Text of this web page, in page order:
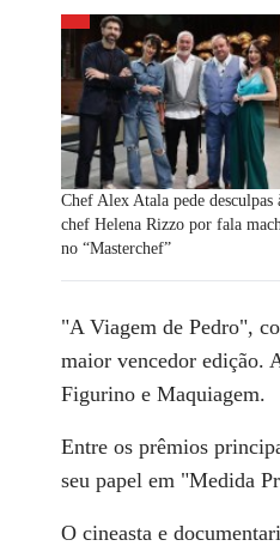
Chef Alex Atala pede desculpas
chef Helena Rizzo por fala
no “Masterchef”
"A Viagem de Pedro",
maior vencedor edição.
Figurino e Maquiagem.
Entre os prêmios
seu papel em "Medida
O cineasta e